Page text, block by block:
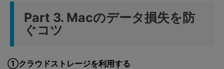
Part 3. Macのデータ損失を防
ぐコツ
①クラウドストレージを利用する